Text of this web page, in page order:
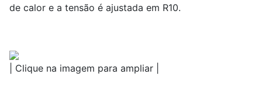
de calor e a tensão é ajustada em R10.
| Clique na imagem para ampliar |